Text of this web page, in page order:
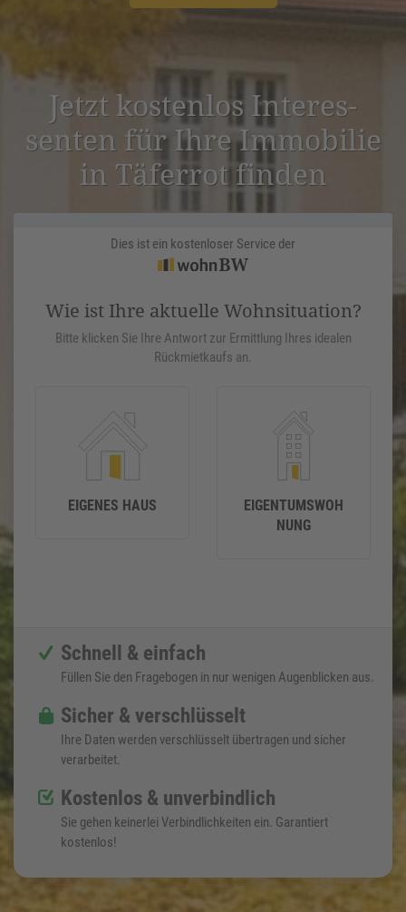
Jetzt kostenlos Inter­es­
senten für Ihre Immobilie
in Täferrot finden
Dies ist ein kostenloser Service der
Wie ist Ihre aktuelle Wohnsituation?
Bitte klicken Sie Ihre Antwort zur Ermittlung Ihres idealen
Rückmietkaufs an.
EIGENES HAUS
EIGENTUMSWOH
NUNG
Schnell & einfach
Füllen Sie den Fragebogen in nur wenigen Augenblicken aus.
Sicher & verschlüsselt
Ihre Daten werden verschlüsselt übertragen und sicher
verarbeitet.
Kostenlos & unverbindlich
Sie gehen keinerlei Verbindlichkeiten ein. Garantiert
kostenlos!